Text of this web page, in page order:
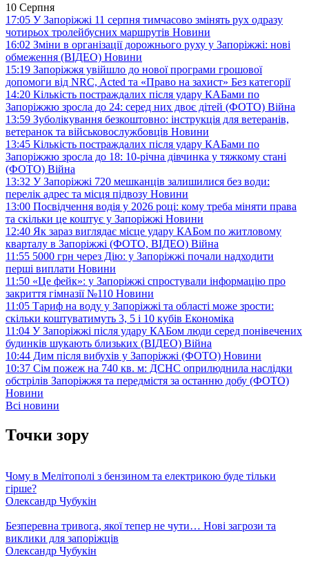
10 Серпня
17:05 У Запоріжжі 11 серпня тимчасово змінять рух одразу
чотирьох тролейбусних маршрутів Новини
16:02 Зміни в організації дорожнього руху у Запоріжжі: нові
обмеження (ВІДЕО) Новини
15:19 Запоріжжя увійшло до нової програми грошової
допомоги від NRC, Acted та «Право на захист» Без категорії
14:20 Кількість постраждалих після удару КАБами по
Запоріжжю зросла до 24: серед них двоє дітей (ФОТО) Війна
13:59 Зуболікування безкоштовно: інструкція для ветеранів,
ветеранок та військовослужбовців Новини
13:45 Кількість постраждалих після удару КАБами по
Запоріжжю зросла до 18: 10-річна дівчинка у тяжкому стані
(ФОТО) Війна
13:32 У Запоріжжі 720 мешканців залишилися без води:
перелік адрес та місця підвозу Новини
13:00 Посвідчення водія у 2026 році: кому треба міняти права
та скільки це коштує у Запоріжжі Новини
12:40 Як зараз виглядає місце удару КАБом по житловому
кварталу в Запоріжжі (ФОТО, ВІДЕО) Війна
11:55 5000 грн через Дію: у Запоріжжі почали надходити
перші виплати Новини
11:50 «Це фейк»: у Запоріжжі спростували інформацію про
закриття гімназії №110 Новини
11:05 Тариф на воду у Запоріжжі та області може зрости:
скільки коштуватимуть 3, 5 і 10 кубів Економіка
11:04 У Запоріжжі після удару КАБом люди серед понівечених
будинків шукають близьких (ВІДЕО) Війна
10:44 Дим після вибухів у Запоріжжі (ФОТО) Новини
10:37 Сім пожеж на 740 кв. м: ДСНС оприлюднила наслідки
обстрілів Запоріжжя та передмістя за останню добу (ФОТО)
Новини
Всі новини
Точки зору
Чому в Мелітополі з бензином та електрикою буде тільки
гірше?
Олександр Чубукін
Безперевна тривога, якої тепер не чути… Нові загрози та
виклики для запоріжців
Олександр Чубукін